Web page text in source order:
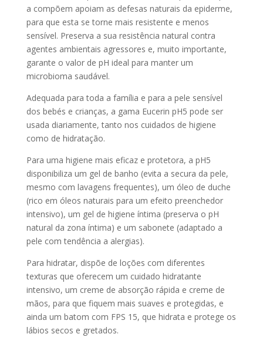
a compõem apoiam as defesas naturais da epiderme,
para que esta se torne mais resistente e menos
sensível. Preserva a sua resistência natural contra
agentes ambientais agressores e, muito importante,
garante o valor de pH ideal para manter um
microbioma saudável.
Adequada para toda a família e para a pele sensível
dos bebés e crianças, a gama Eucerin pH5 pode ser
usada diariamente, tanto nos cuidados de higiene
como de hidratação.
Para uma higiene mais eficaz e protetora, a pH5
disponibiliza um gel de banho (evita a secura da pele,
mesmo com lavagens frequentes), um óleo de duche
(rico em óleos naturais para um efeito preenchedor
intensivo), um gel de higiene íntima (preserva o pH
natural da zona íntima) e um sabonete (adaptado a
pele com tendência a alergias).
Para hidratar, dispõe de loções com diferentes
texturas que oferecem um cuidado hidratante
intensivo, um creme de absorção rápida e creme de
mãos, para que fiquem mais suaves e protegidas, e
ainda um batom com FPS 15, que hidrata e protege os
lábios secos e gretados.